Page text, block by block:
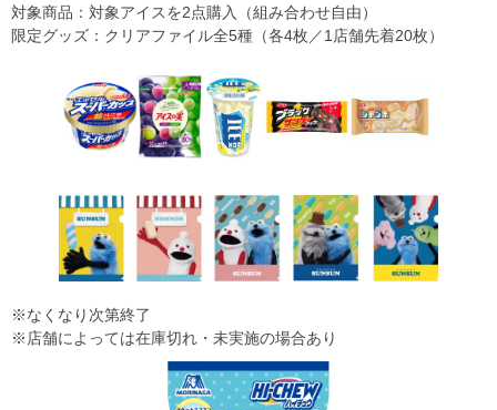
対象商品：対象アイスを2点購入（組み合わせ自由）
限定グッズ：クリアファイル全5種（各4枚／1店舗先着20枚）
※なくなり次第終了
※店舗によっては在庫切れ・未実施の場合あり